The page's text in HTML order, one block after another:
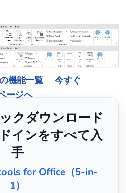
機能一覧
今すぐ
ージへ
クダウンロード
インをすべて入
手
for Office（5-in-
1）